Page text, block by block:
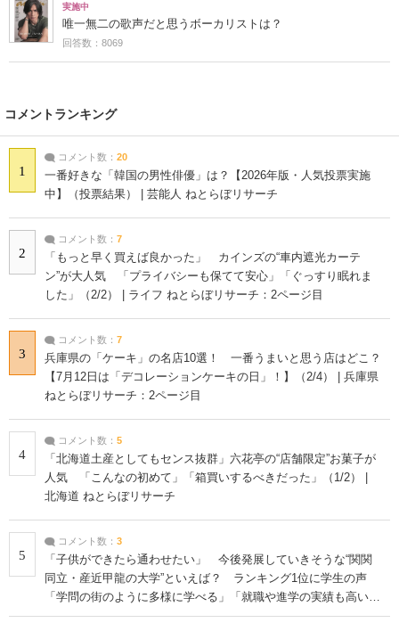
実施中
唯一無二の歌声だと思うボーカリストは？
回答数：8069
コメントランキング
1
コメント数： 20
一番好きな「韓国の男性俳優」は？【2026年版・人気投票実施
中】（投票結果） | 芸能人 ねとらぼリサーチ
2
コメント数： 7
「もっと早く買えば良かった」 カインズの“車内遮光カーテ
ン”が大人気 「プライバシーも保てて安心」「ぐっすり眠れま
した」（2/2） | ライフ ねとらぼリサーチ：2ページ目
3
コメント数： 7
兵庫県の「ケーキ」の名店10選！ 一番うまいと思う店はどこ？
【7月12日は「デコレーションケーキの日」！】（2/4） | 兵庫県
ねとらぼリサーチ：2ページ目
4
コメント数： 5
「北海道土産としてもセンス抜群」六花亭の“店舗限定”お菓子が
人気 「こんなの初めて」「箱買いするべきだった」（1/2） |
北海道 ねとらぼリサーチ
5
コメント数： 3
「子供ができたら通わせたい」 今後発展していきそうな“関関
同立・産近甲龍の大学”といえば？ ランキング1位に学生の声
「学問の街のように多様に学べる」「就職や進学の実績も高い」
| 大学 ねとらぼリサーチ